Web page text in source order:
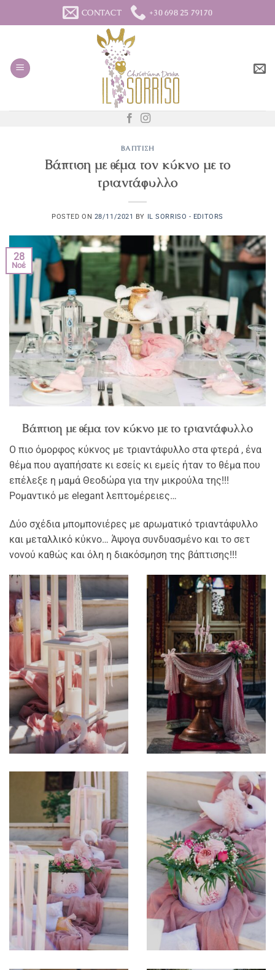
στο
CONTACT +30 698 25 79170
ΒΆΠΤΙΣΗ
Βάπτιση με θέμα τον κύκνο με το
τριαντάφυλλο
POSTED ON 28/11/2021 BY IL SORRISO - EDITORS
28
Νοέ
Βάπτιση με θέμα τον κύκνο με το τριαντάφυλλο
Ο πιο όμορφος κύκνος με τριαντάφυλλο στα φτερά , ένα
θέμα που αγαπήσατε κι εσείς κι εμείς ήταν το θέμα που
επέλεξε η μαμά Θεοδώρα για την μικρούλα της!!!
Ρομαντικό με elegant λεπτομέρειες…
Δύο σχέδια μπομπονιέρες με αρωματικό τριαντάφυλλο
και μεταλλικό κύκνο… Άψογα συνδυασμένο και το σετ
νονού καθώς και όλη η διακόσμηση της βάπτισης!!!